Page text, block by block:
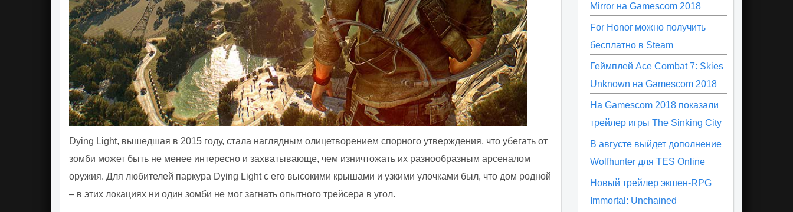
Dying Light, вышедшая в 2015 году, стала наглядным олицетворением спорного утверждения, что убегать от
зомби может быть не менее интересно и захватывающе, чем изничтожать их разнообразным арсеналом
оружия. Для любителей паркура Dying Light с его высокими крышами и узкими улочками был, что дом родной
– в этих локациях ни один зомби не мог загнать опытного трейсера в угол.
Mirror на Gamescom 2018
For Honor можно получить
бесплатно в Steam
Геймплей Ace Combat 7: Skies
Unknown на Gamescom 2018
На Gamescom 2018 показали
трейлер игры The Sinking City
В августе выйдет дополнение
Wolfhunter для TES Online
Новый трейлер экшен-RPG
Immortal: Unchained